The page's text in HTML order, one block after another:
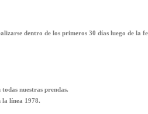
dentro de los primeros 30 días luego de la
nuestras prendas.
la línea 1978.